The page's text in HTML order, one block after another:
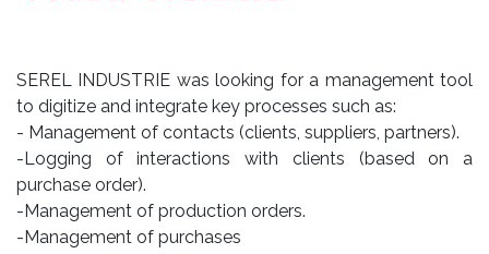
SEREL INDUSTRIE was looking for a management tool
to digitize and integrate key processes such as:
- Management of contacts (clients, suppliers, partners).
-Logging of interactions with clients (based on a
purchase order).
-Management of production orders.
-Management of purchases